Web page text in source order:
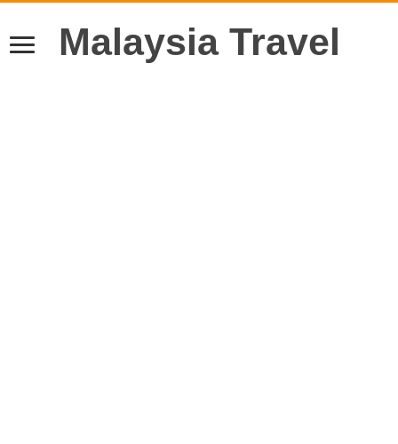
Malaysia Travel